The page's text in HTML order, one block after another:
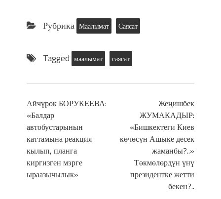
Рубрика Маалымат Саясат
Tagged маалымат саясат
Айчүрөк БОРУКЕЕВА:
«Балдар
автобустарынын
каттамына реакция
кылып, планга
киргизген мэрге
ыраазычылык»
Жеңишбек
ЖУМАКАДЫР:
«Бишкектеги Киев
көчөсүн Ашыке десек
жаманбы?..»
Төкмөлөрдүн үнү
президентке жетти
бекен?..